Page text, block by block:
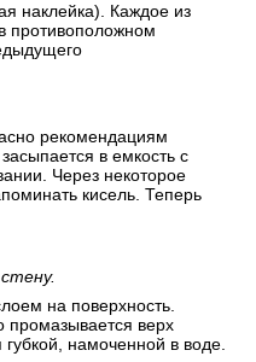
наклейка). Каждое из
противоположном
рекомендациям
в емкость с
Через некоторое
кисель. Теперь
на поверхность.
промазывается верх
намоченной в воде.